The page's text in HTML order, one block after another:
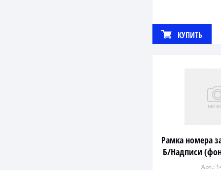
КУПИТЬ
Рамка номера
Б/Надписи
Арт.: